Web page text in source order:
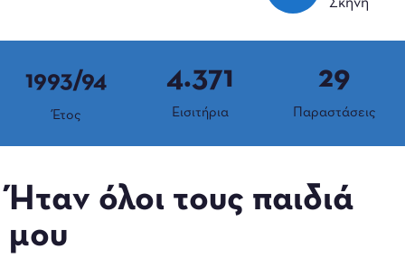
Σκηνή
1993/94
Έτος Εισιτήρια
4.371
Παραστάσεις
29
Ήταν όλοι τους παιδιά
μου